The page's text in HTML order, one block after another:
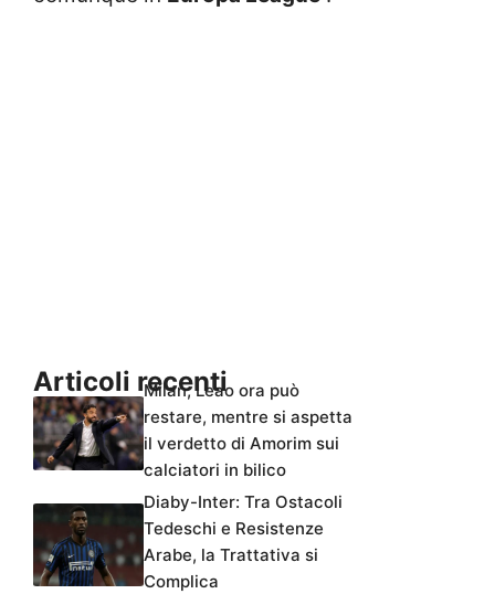
Articoli recenti
Milan, Leao ora può
restare, mentre si aspetta
il verdetto di Amorim sui
calciatori in bilico
Diaby-Inter: Tra Ostacoli
Tedeschi e Resistenze
Arabe, la Trattativa si
Complica